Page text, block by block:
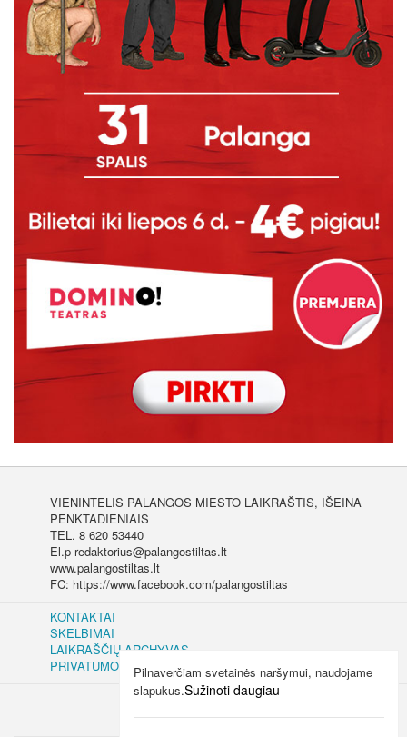
VIENINTELIS PALANGOS MIESTO LAIKRAŠTIS, IŠEINA
PENKTADIENIAIS
TEL. 8 620 53440
El.p redaktorius@palangostiltas.lt
www.palangostiltas.lt
FC: https://www.facebook.com/palangostiltas
KONTAKTAI
SKELBIMAI
LAIKRAŠČIŲ ARCHYVAS
PRIVATUMO IR SLAPUKŲ POLITIKA
Pilnaverčiam svetainės naršymui, naudojame
slapukus.Sužinoti daugiau